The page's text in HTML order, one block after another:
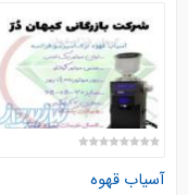
آسیاب قهوه